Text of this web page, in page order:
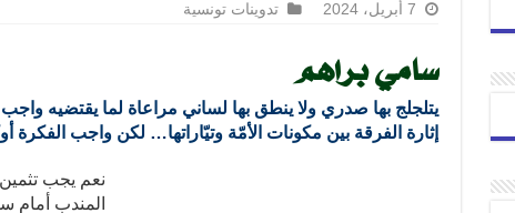
7 أبريل، 2024 تدوينات تونسية
سامي براهم
يتلجلج بها صدري ولا ينطق بها لساني مراعاة لما يقتضيه
إثارة الفرقة بين مكونات الأمّة وتيّاراتها… لكن واجب الفكرة
نعم يجب
المندب أمام